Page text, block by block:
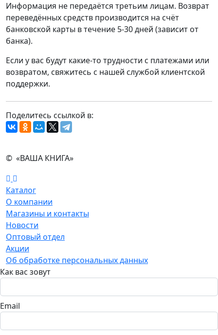
Информация не передаётся третьим лицам. Возврат
переведённых средств производится на счёт
банковской карты в течение 5-30 дней (зависит от
банка).
Если у вас будут какие-то трудности с платежами или
возвратом, свяжитесь с нашей службой клиентской
поддержки.
Поделитесь ссылкой в:
© «ВАША КНИГА»
Каталог
О компании
Магазины и контакты
Новости
Оптовый отдел
Акции
Об обработке персональных данных
Как вас зовут
Email